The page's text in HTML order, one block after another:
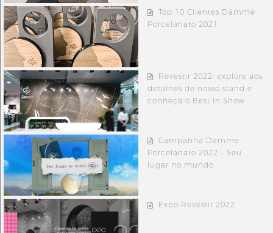
Top 10 Clientes Damme
Porcelanato 2021
Revestir 2022: explore aos
detalhes de nosso stand e
conheça o Best In Show
Campanha Damme
Porcelanato 2022 – Seu
lugar no mundo
Expo Revestir 2022